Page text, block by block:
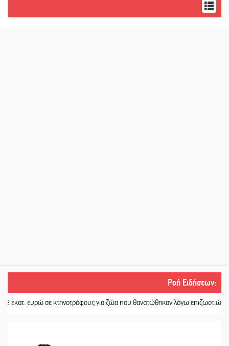
Ροή Ειδήσεων:
σε κτηνοτρόφους για ζώα που θανατώθηκαν λόγω επιζωοτιών || Η